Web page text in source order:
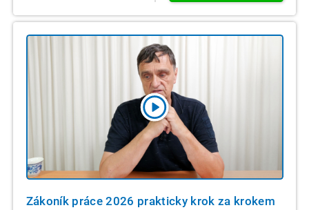
Zákoník práce 2026 prakticky krok za krokem